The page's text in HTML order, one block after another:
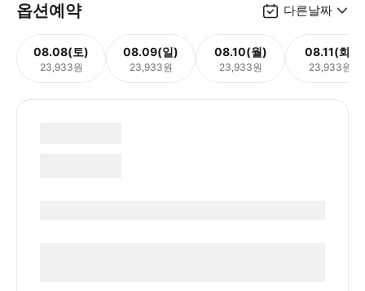
옵션예약 다른날짜
08.08(토)
23,933원
08.09(일)
23,933원
08.10(월)
23,933원
08.11(화)
23,933원